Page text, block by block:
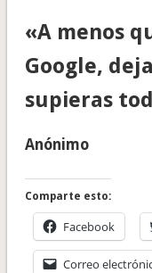
«A menos
Google,
supieras
Anónimo
Comparte esto:
Facebook
Correo